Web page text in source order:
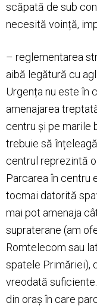
scăpată de sub
necesită voință,
– reglementarea
aibă legătură cu
Urgența nu este în
amenajarea
centru și pe marile
trebuie să
centrul reprezintă
Parcarea în centru
tocmai datorită
mai pot amenaja
supraterane (am
Romtelecom sau
spatele Primăriei),
vreodată
din oraș în care